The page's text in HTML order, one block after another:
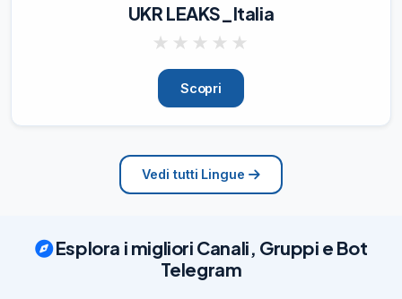
USA TEMPI VERBALI, MIGLIORA LA
PRONUNCIA CON STORYTELLING.
UKR LEAKS_Italia
★ ★ ★ ★ ★
Scopri
Vedi tutti Lingue
Esplora i migliori Canali, Gruppi e Bot
Telegram